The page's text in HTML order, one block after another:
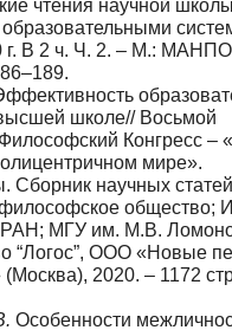
чтения научной школы
г. В 2 ч. Ч. 2. – М.:
школе// Восьмой
Конгресс –
мире».
Сборник на­учных
общество;
МГУ им. М.В.
“Логос”, ООО «Новые
(Москва), 2020. – 1172
Особенности